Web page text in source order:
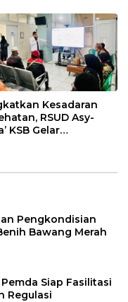
Kesadaran
RSUD Asy-
KSB Gelar
Pengkondisian
Bawang Merah
Siap Fasilitasi
Regulasi